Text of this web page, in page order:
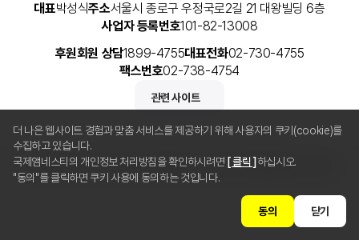
대표박성식주소서울시 종로구 우정국로2길 21 대왕빌딩 6층
사업자 등록번호101-82-13008
후원회원 상담1899-4755대표전화02-730-4755
팩스번호02-738-4754
관련 사이트
Copyright © 2025 사단법인 국제앰네스티 한국지부 All Rights Reserved.
더 나은 웹사이트 경험과 맞춤 서비스를 제공하기 위해 사용자의 쿠키(cookie)를
수집하고 있습니다.
국제앰네스티의 개인정보 처리방침을 확인하시려면 [ 클릭 ] 하십시오.
"동의"를 클릭하면 쿠키 사용에 동의하는 것입니다.
동의 닫기